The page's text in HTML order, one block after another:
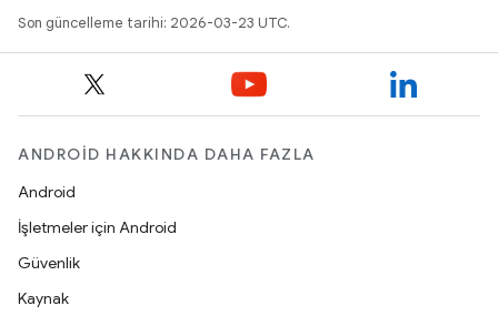
Son güncelleme tarihi: 2026-03-23 UTC.
ANDROID HAKKINDA DAHA FAZLA
Android
İşletmeler için Android
Güvenlik
Kaynak